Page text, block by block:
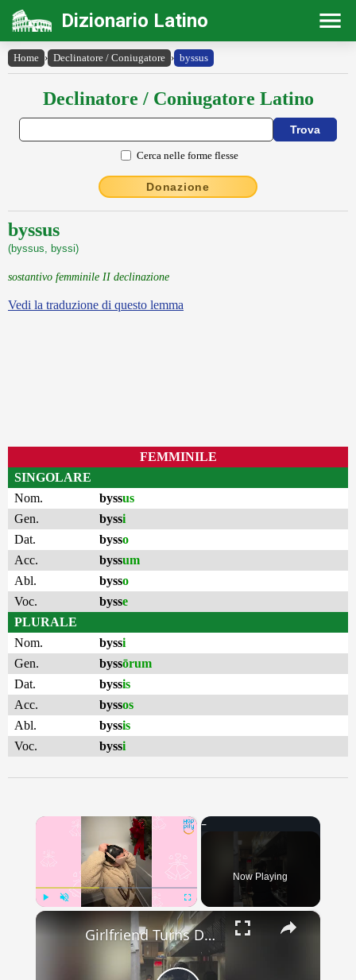
Dizionario Latino
Home › Declinatore / Coniugatore › byssus
Declinatore / Coniugatore Latino
Cerca nelle forme flesse
Donazione
byssus
(byssus, byssi)
sostantivo femminile II declinazione
Vedi la traduzione di questo lemma
FEMMINILE
SINGOLARE
Nom.
byssus
Gen.
byssi
Dat.
bysso
Acc.
byssum
Abl.
bysso
Voc.
bysse
PLURALE
Nom.
byssi
Gen.
byssōrum
Dat.
byssis
Acc.
byssos
Abl.
byssis
Voc.
byssi
×
Fullscreen
Now Playing
×
Girlfriend Turns Detective And Accidentally Ruins Boyfriend's Proposal | Happily TV